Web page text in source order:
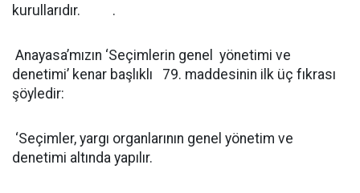
kurullarıdır. .
Anayasa’mızın ‘Seçimlerin genel yönetimi ve
denetimi’ kenar başlıklı 79. maddesinin ilk üç fıkrası
şöyledir:
‘Seçimler, yargı organlarının genel yönetim ve
denetimi altında yapılır.